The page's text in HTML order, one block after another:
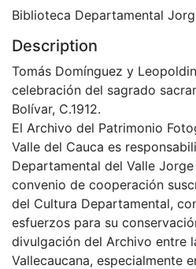
Biblioteca Departamental
Description
Tomás Domínguez y
celebración del sagrado
Bolívar, C.1912.
El Archivo del Patrimonio
Valle del Cauca es
Departamental del Valle
convenio de cooperación
del Cultura Departamental,
esfuerzos para su
divulgación del Archivo entre
Vallecaucana, especialmente